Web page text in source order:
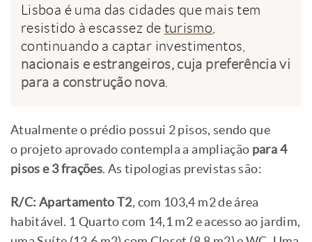
Lisboa é uma das cidades que mais tem
resistido à escassez de turismo
continuando a captar investimentos,
nacionais e estrangeiros, cuja preferência vi
para a construção nova.
Atualmente o prédio possui 2 pisos, sendo que
o projeto aprovado contempla a ampliação para 4
pisos e 3 frações. As tipologias previstas são:
R/C: Apartamento T2, com 103,4 m2 de área
habitável. 1 Quarto com 14,1 m2 e acesso ao jardim,